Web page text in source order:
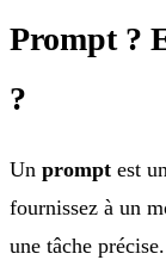
Prompt ?
?
Un prompt est
fournissez à un
une tâche